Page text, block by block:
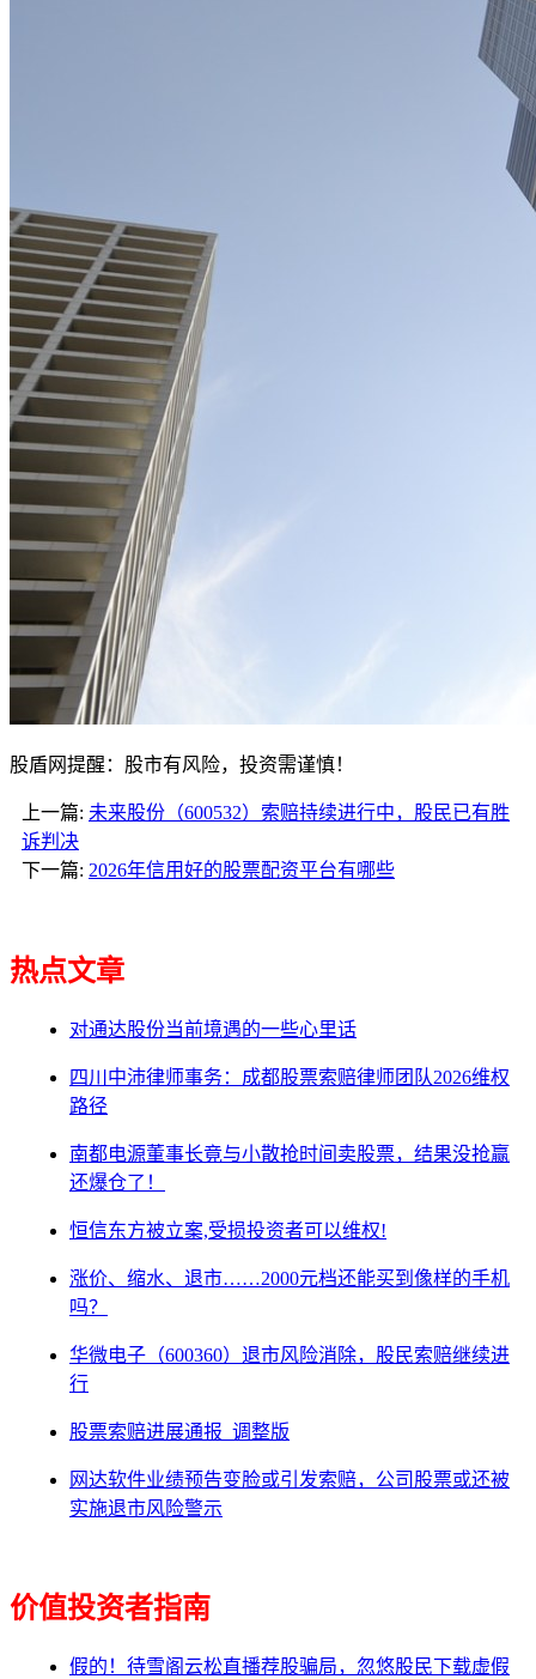
股盾网提醒：股市有风险，投资需谨慎！
上一篇: 未来股份（600532）索赔持续进行中，股民已有胜
诉判决
下一篇: 2026年信用好的股票配资平台有哪些
热点文章
对通达股份当前境遇的一些心里话
四川中沛律师事务：成都股票索赔律师团队2026维权
路径
南都电源董事长竟与小散抢时间卖股票，结果没抢赢
还爆仓了！
恒信东方被立案,受损投资者可以维权!
涨价、缩水、退市……2000元档还能买到像样的手机
吗？
华微电子（600360）退市风险消除，股民索赔继续进
行
股票索赔进展通报_调整版
网达软件业绩预告变脸或引发索赔，公司股票或还被
实施退市风险警示
价值投资者指南
假的！待雪阁云松直播荐股骗局，忽悠股民下载虚假